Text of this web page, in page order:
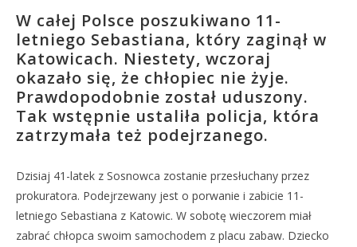
W całej Polsce poszukiwano 11-
letniego Sebastiana, który zaginął w
Katowicach. Niestety, wczoraj
okazało się, że chłopiec nie żyje.
Prawdopodobnie został uduszony.
Tak wstępnie ustaliła policja, która
zatrzymała też podejrzanego.
Dzisiaj 41-latek z Sosnowca zostanie przesłuchany przez
prokuratora. Podejrzewany jest o porwanie i zabicie 11-
letniego Sebastiana z Katowic. W sobotę wieczorem miał
zabrać chłopca swoim samochodem z placu zabaw. Dziecko